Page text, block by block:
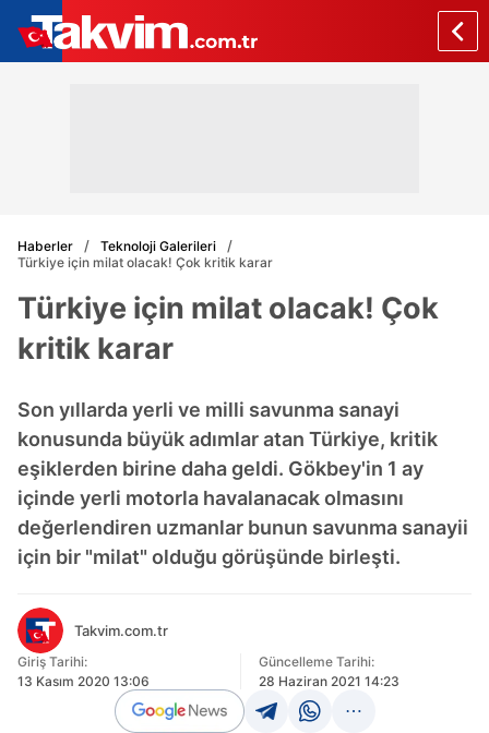
Haberler
Teknoloji Galerileri
Türkiye için milat olacak! Çok kritik karar
Türkiye için milat olacak! Çok
kritik karar
Son yıllarda yerli ve milli savunma sanayi
konusunda büyük adımlar atan Türkiye, kritik
eşiklerden birine daha geldi. Gökbey'in 1 ay
içinde yerli motorla havalanacak olmasını
değerlendiren uzmanlar bunun savunma sanayii
için bir "milat" olduğu görüşünde birleşti.
Takvim.com.tr
Giriş Tarihi:
13 Kasım 2020 13:06
Güncelleme Tarihi:
28 Haziran 2021 14:23